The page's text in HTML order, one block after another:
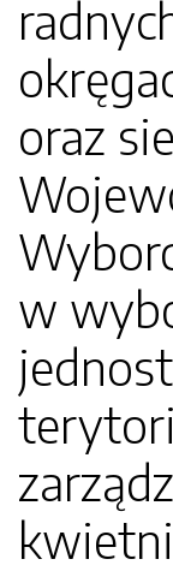
oraz
w